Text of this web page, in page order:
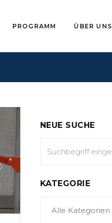
PROGRAMM ÜBER UNS
NEUE SUCHE
KATEGORIE